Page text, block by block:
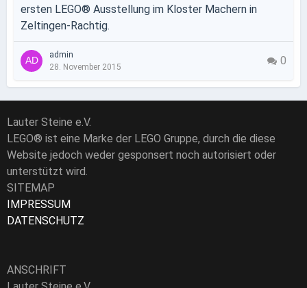
ersten LEGO® Ausstellung im Kloster Machern in
Zeltingen-Rachtig.
admin
28. November 2015
0
Lauter Steine e.V.
LEGO® ist eine Marke der LEGO Gruppe, durch die diese
Website jedoch weder gesponsert noch autorisiert oder
unterstützt wird.
SITEMAP
IMPRESSUM
DATENSCHUTZ
ANSCHRIFT